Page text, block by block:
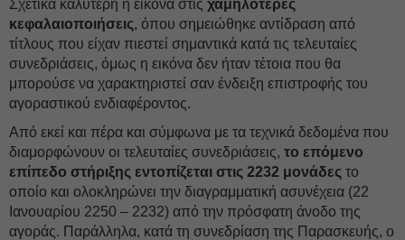
Σχετικά καλύτερη η εικόνα στις χαμηλότερες
κεφαλαιοποιήσεις, όπου σημειώθηκε αντίδραση από
τίτλους που είχαν πιεστεί σημαντικά κατά τις τελευταίες
συνεδριάσεις, όμως η εικόνα δεν ήταν τέτοια που θα
μπορούσε να χαρακτηριστεί σαν ένδειξη επιστροφής του
αγοραστικού ενδιαφέροντος.
Από εκεί και πέρα και σύμφωνα με τα τεχνικά δεδομένα που
διαμορφώνουν οι τελευταίες συνεδριάσεις, το επόμενο
επίπεδο στήριξης εντοπίζεται στις 2232 μονάδες το
οποίο και ολοκληρώνει την διαγραμματική ασυνέχεια (22
Ιανουαρίου 2250 – 2232) από την πρόσφατη άνοδο της
αγοράς. Παράλληλα, κατά τη συνεδρίαση της Παρασκευής, ο